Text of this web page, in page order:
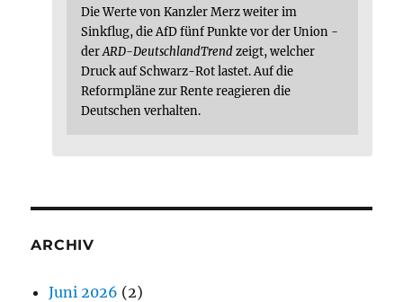
Die Werte von Kanzler Merz weiter im
Sinkflug, die AfD fünf Punkte vor der Union -
derARD-DeutschlandTrendzeigt, welcher
Druck auf Schwarz-Rot lastet. Auf die
Reformpläne zur Rente reagieren die
Deutschen verhalten.
ARCHIV
Juni 2026 (2)